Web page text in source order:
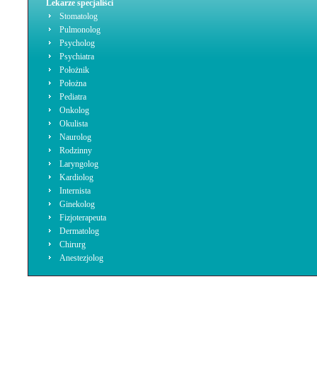
Lekarze specjaliści
Stomatolog
Pulmonolog
Psycholog
Psychiatra
Położnik
Położna
Pediatra
Onkolog
Okulista
Naurolog
Rodzinny
Laryngolog
Kardiolog
Internista
Ginekolog
Fizjoterapeuta
Dermatolog
Chirurg
Anestezjolog